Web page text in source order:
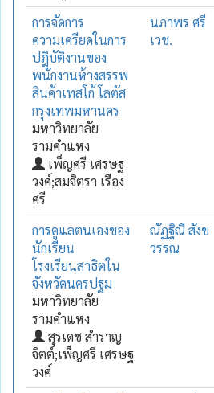
การจัดการ
ความเครียดในการ
ปฎิบัติงานของ
พนักงานห้างสรรพ
สินค้าเทสโก้ โลตัส
กรุงเทพมหานคร
มหาวิทยาลัย
รามคำแหง
เพ็ญศรี เศรษฐ
วงศ์;สมจิตรา เรือง
ศรี
นภาพร ศรี
เวช.
การดูแลตนเองของ
นักเรียน
โรงเรียนสาธิตใน
จังหวัดนครปฐม
มหาวิทยาลัย
รามคำแหง
สุรเดช สำราญ
จิตต์;เพ็ญศรี เศรษฐ
วงศ์
ณัฏฐิณี สังข
วรรณ